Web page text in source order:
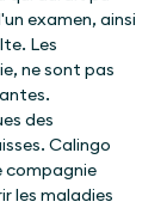
examen, ainsi
Les
ne sont pas
des
Calingo
compagnie
les maladies